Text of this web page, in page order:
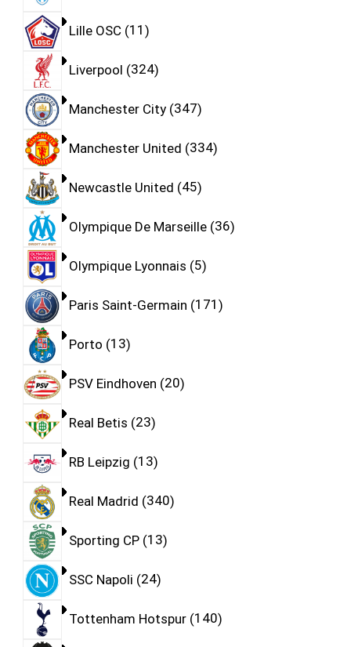
Lille OSC 11
Liverpool 324
Manchester City 347
Manchester United 334
Newcastle United 45
Olympique De Marseille 36
Olympique Lyonnais 5
Paris Saint-Germain 171
Porto 13
PSV Eindhoven 20
Real Betis 23
RB Leipzig 13
Real Madrid 340
Sporting CP 13
SSC Napoli 24
Tottenham Hotspur 140